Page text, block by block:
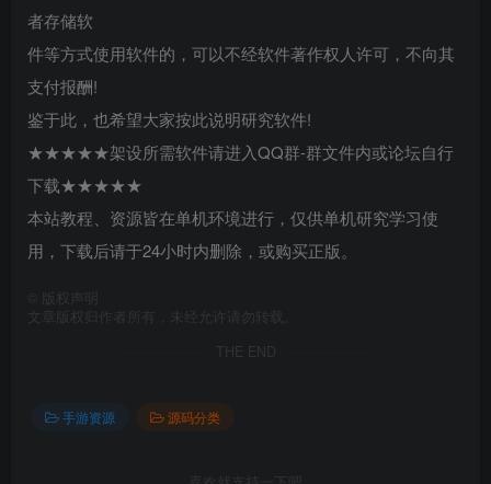
者存储软
件等方式使用软件的，可以不经软件著作权人许可，不向其
支付报酬!
鉴于此，也希望大家按此说明研究软件!
★★★★★架设所需软件请进入QQ群-群文件内或论坛自行
下载★★★★★
本站教程、资源皆在单机环境进行，仅供单机研究学习使
用，下载后请于24小时内删除，或购买正版。
版权声明
文章版权归作者所有，未经允许请勿转载。
THE END
手游资源 源码分类